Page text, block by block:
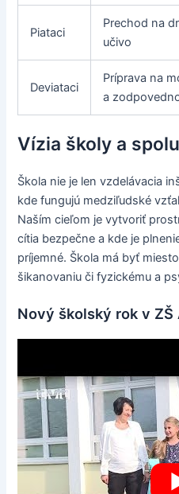
Piataci
Prechod na
učivo
Deviataci
Príprava na
a
Vízia školy a
Škola nie je len vzdelávacia
kde fungujú medziľudské
Naším cieľom je vytvoriť
cítia bezpečne a kde je
príjemné. Škola má byť
šikanovaniu či fyzickému a
Nový školský rok v ZŠ